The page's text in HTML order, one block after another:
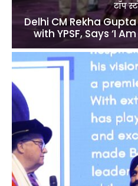
टॉप
Delhi CM Rekha
with YPSF, Says ‘I